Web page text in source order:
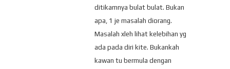
ditikamnya bulat bulat. Bukan
apa, 1 je masalah diorang.
Masalah xleh lihat kelebihan yg
ada pada diri kite. Bukankah
kawan tu bermula dengan